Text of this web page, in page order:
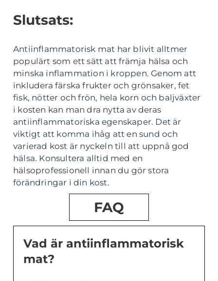
Slutsats:
Antiinflammatorisk mat har blivit alltmer
populärt som ett sätt att främja hälsa och
minska inflammation i kroppen. Genom att
inkludera färska frukter och grönsaker, fet
fisk, nötter och frön, hela korn och baljväxter
i kosten kan man dra nytta av deras
antiinflammatoriska egenskaper. Det är
viktigt att komma ihåg att en sund och
varierad kost är nyckeln till att uppnå god
hälsa. Konsultera alltid med en
hälsoprofessionell innan du gör stora
förändringar i din kost.
FAQ
Vad är antiinflammatorisk
mat?